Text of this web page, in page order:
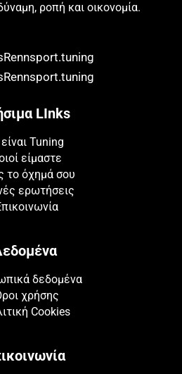
ροπή και οικονομία.
LInks
είναι Tuning
είμαστε
το όχημά σου
ερωτήσεις
δεδομένα
χρήσης
Cookies